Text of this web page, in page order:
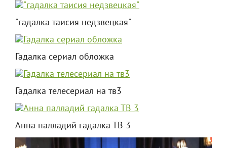
"гадалка таисия недзвецкая"
Гадалка сериал обложка
Гадалка телесериал на тв3
Анна палладий гадалка ТВ 3